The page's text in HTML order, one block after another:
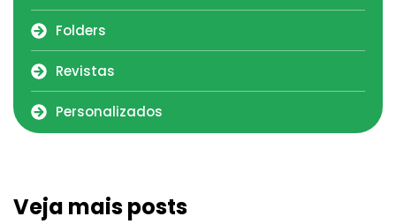
Folders
Revistas
Personalizados
Veja mais posts